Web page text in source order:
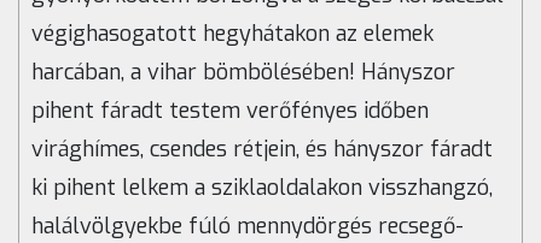
végighasogatott hegyhátakon az elemek
harcában, a vihar bömbölésében! Hányszor
pihent fáradt testem verőfényes időben
virághímes, csendes rétjein, és hányszor fáradt
ki pihent lelkem a sziklaoldalakon visszhangzó,
halálvölgyekbe fúló mennydörgés recsegő-